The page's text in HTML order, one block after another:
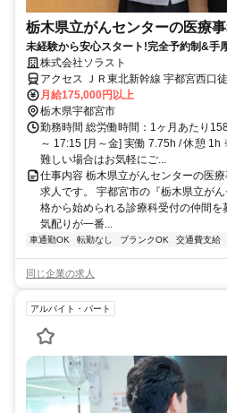
栃木県立がんセンターの医療
未経験から安心スタート!完全予約制&手
株式会社ソラスト
アクセス ＪＲ東北新幹線 宇都宮西口
北本線〕・ＪＲ上野東京ライン/ＪＲ
約61分、ＪＲ日光線 宇都宮西口徒歩
車通勤可、駐車場あり、駐輪場あり
月給175,000円以上
栃木県宇都宮市
勤務時間 総労働時間：1ヶ月あたり
～ 17:15 [月～金] 実働 7.75h / 休憩
難しい場合はお気軽にご...
仕事内容 栃木県立がんセンターの医
求人です。 宇都宮市の『栃木県立が
格から始められる診療科受付の仲間
気配りが一番...
車通勤OK 転勤なし ブランクOK 交通費支給
同じ企業の求人
アルバイト・パート